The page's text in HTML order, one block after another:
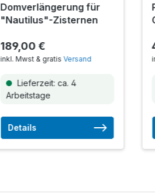
Domverlängerung für
"Nautilus"-Zisternen
189,00 €
inkl. Mwst & gratisVersand
Lieferzeit: ca. 4
Arbeitstage
Details